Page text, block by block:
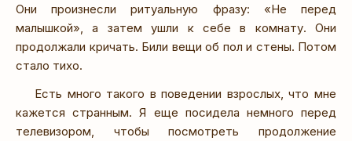
Они произнесли ритуальную фразу: «Не перед
малышкой», а затем ушли к себе в комнату. Они
продолжали кричать. Били вещи об пол и стены. Потом
стало тихо.
Есть много такого в поведении взрослых, что мне
кажется странным. Я еще посидела немного перед
телевизором, чтобы посмотреть продолжение